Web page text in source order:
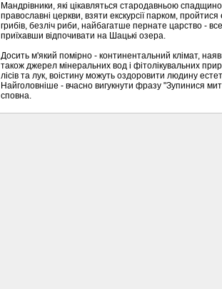
Мандрівники, які цікавляться стародавньою
православні церкви, взяти екскурсії парком,
грибів, безліч риби, найбагатше пернате царство -
приїхавши відпочивати на Шацькі озера.
Досить м'який помірно - континентальний клімат,
також джерел мінеральних вод і фітолікувальних
лісів та лук, воістину можуть оздоровити людину
Найголовніше - вчасно вигукнути фразу "Зупинися
сповна.